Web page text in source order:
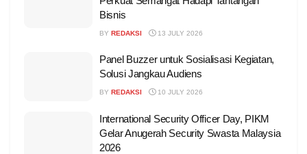
Bisnis
BY REDAKSI 13 JULY 2026
Panel Buzzer untuk Sosialisasi Kegiatan,
Solusi Jangkau Audiens
BY REDAKSI 10 JULY 2026
International Security Officer Day, PIKM
Gelar Anugerah Security Swasta Malaysia
2026